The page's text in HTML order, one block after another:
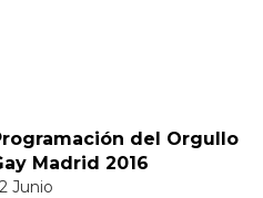
del Orgullo
Madrid 2016
Junio